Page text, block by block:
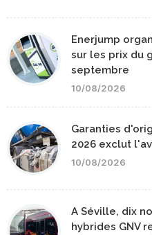
Enerjump
sur les prix du
septembre
10/08/2026
Garanties
2026 exclut
10/08/2026
A Séville, dix
hybrides GNV